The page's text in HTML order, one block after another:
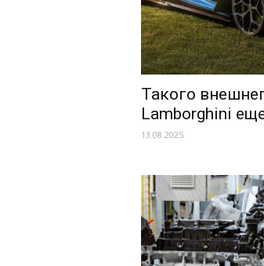
Такого
Lamborghini
13.08.2025